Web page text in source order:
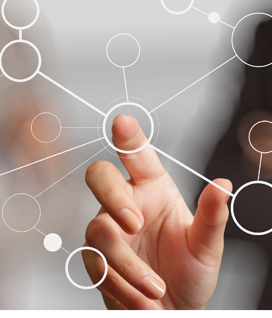
Το ΕΚΔΔΑ
υλοποιεί δράσεις
συνεχιζόμενης κατάρτισης
και παραγωγής στελεχών
ταχείας εξέλιξης και
προωθεί την έρευνα, την
τεκμηρίωση και την
καινοτομία σε όλα τα πεδία
ανάπτυξης του ανθρώπινου
δυναμικού της δημόσιας
διοίκησης